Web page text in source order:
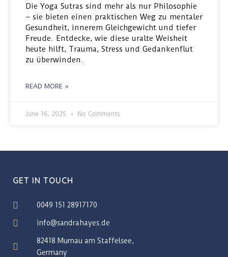
Die Yoga Sutras sind mehr als nur Philosophie
– sie bieten einen praktischen Weg zu mentaler
Gesundheit, innerem Gleichgewicht und tiefer
Freude. Entdecke, wie diese uralte Weisheit
heute hilft, Trauma, Stress und Gedankenflut
zu überwinden.
READ MORE »
June 16, 2025 No Comments
GET IN TOUCH
0049 151 28917170
info@sandrahayes.de
82418 Murnau am Staffelsee,
Germany